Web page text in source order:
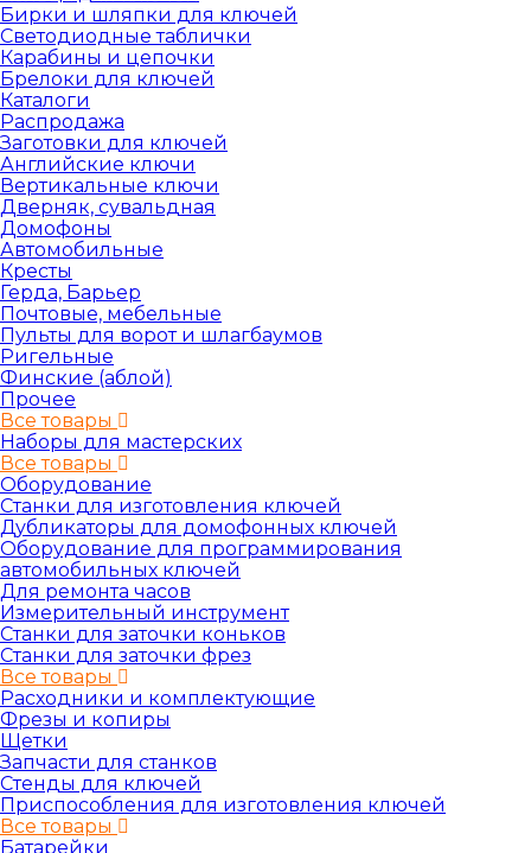
Бирки и шляпки для ключей
Светодиодные таблички
Карабины и цепочки
Брелоки для ключей
Каталоги
Распродажа
Заготовки для ключей
Английские ключи
Вертикальные ключи
Дверняк, сувальдная
Домофоны
Автомобильные
Кресты
Герда, Барьер
Почтовые, мебельные
Пульты для ворот и шлагбаумов
Ригельные
Финские (аблой)
Прочее
Все товары
Наборы для мастерских
Все товары
Оборудование
Станки для изготовления ключей
Дубликаторы для домофонных ключей
Оборудование для программирования
автомобильных ключей
Для ремонта часов
Измерительный инструмент
Станки для заточки коньков
Станки для заточки фрез
Все товары
Расходники и комплектующие
Фрезы и копиры
Щетки
Запчасти для станков
Стенды для ключей
Приспособления для изготовления ключей
Все товары
Батарейки